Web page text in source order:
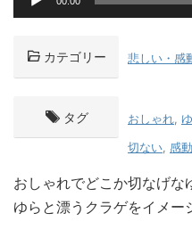
カテゴリー 悲しい・感
タグ おしゃれ
切ない 感動
おしゃれでどこか切なげな
ゆらと漂うクラゲをイメー